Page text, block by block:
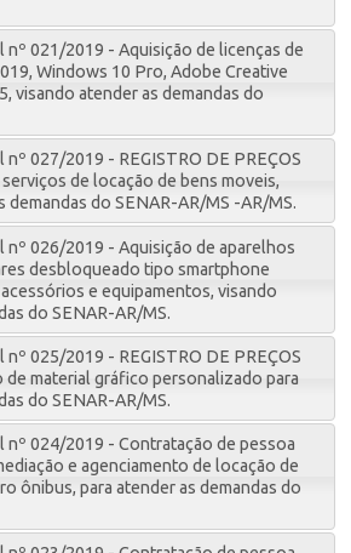
nº 021/2019 - Aquisição de licenças de
Windows 10 Pro, Adobe Creative
visando atender as demandas do
027/2019 - REGISTRO DE PREÇOS
de locação de bens moveis,
demandas do SENAR-AR/MS -AR/MS.
nº 026/2019 - Aquisição de aparelhos
desbloqueado tipo smartphone
e equipamentos, visando
do SENAR-AR/MS.
025/2019 - REGISTRO DE PREÇOS
de material gráfico personalizado para
do SENAR-AR/MS.
nº 024/2019 - Contratação de pessoa
e agenciamento de locação de
ônibus, para atender as demandas do